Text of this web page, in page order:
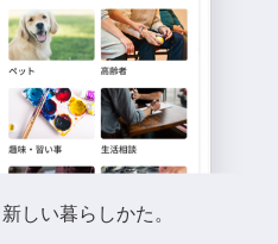
しい暮らしかた。